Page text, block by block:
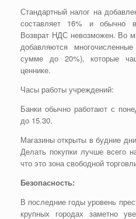
Стандартный налог на
составляет 16% и обычно
Возврат НДС невозможен. Во
добавляются
сумме до 20%), которые
ценнике.
Часы работы учреждений:
Банки обычно работают с
до 15.30.
Магазины открыты в будние
Делать покупки лучше всего
что это зона свободной
Безопасность:
В последние годы уровень
крупных городах заметно